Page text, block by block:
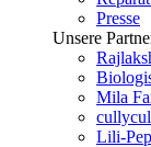
Presse
Unsere
Mila
Lili-